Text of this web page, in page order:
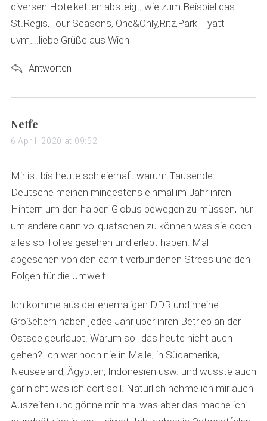
diversen Hotelketten absteigt, wie zum Beispiel das
St.Regis,Four Seasons, One&Only,Ritz,Park Hyatt
uvm….liebe Grüße aus Wien
Antworten
s
a
s
:
Neffe
6 April, 2020 at 09:52
Mir ist bis heute schleierhaft warum Tausende
Deutsche meinen mindestens einmal im Jahr ihren
Hintern um den halben Globus bewegen zu müssen, nur
um andere dann vollquatschen zu können was sie doch
alles so Tolles gesehen und erlebt haben. Mal
abgesehen von den damit verbundenen Stress und den
Folgen für die Umwelt.
Ich komme aus der ehemaligen DDR und meine
Großeltern haben jedes Jahr über ihren Betrieb an der
Ostsee geurlaubt. Warum soll das heute nicht auch
gehen? Ich war noch nie in Malle, in Südamerika,
Neuseeland, Ägypten, Indonesien usw. und wüsste auch
gar nicht was ich dort soll. Natürlich nehme ich mir auch
Auszeiten und gönne mir mal was aber das mache ich